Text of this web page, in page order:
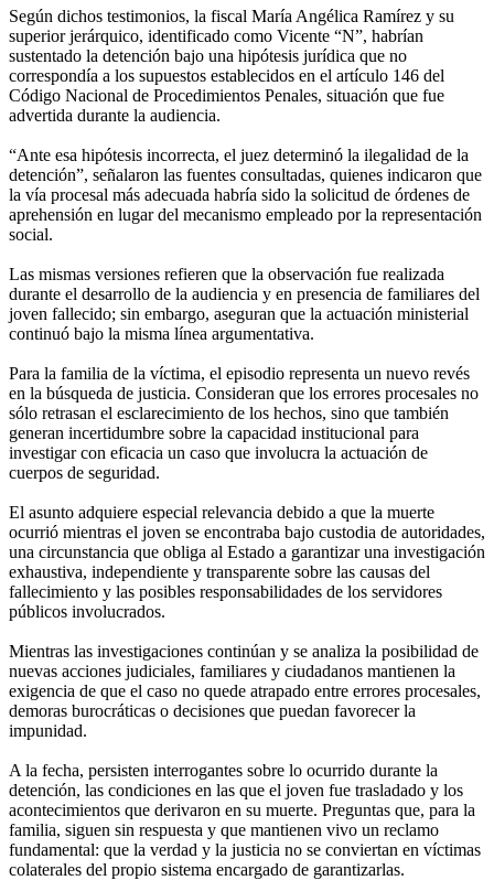
Según dichos testimonios, la fiscal María Angélica Ramírez y su
superior jerárquico, identificado como Vicente “N”, habrían
sustentado la detención bajo una hipótesis jurídica que no
correspondía a los supuestos establecidos en el artículo 146 del
Código Nacional de Procedimientos Penales, situación que fue
advertida durante la audiencia.
“Ante esa hipótesis incorrecta, el juez determinó la ilegalidad de la
detención”, señalaron las fuentes consultadas, quienes indicaron que
la vía procesal más adecuada habría sido la solicitud de órdenes de
aprehensión en lugar del mecanismo empleado por la representación
social.
Las mismas versiones refieren que la observación fue realizada
durante el desarrollo de la audiencia y en presencia de familiares del
joven fallecido; sin embargo, aseguran que la actuación ministerial
continuó bajo la misma línea argumentativa.
Para la familia de la víctima, el episodio representa un nuevo revés
en la búsqueda de justicia. Consideran que los errores procesales no
sólo retrasan el esclarecimiento de los hechos, sino que también
generan incertidumbre sobre la capacidad institucional para
investigar con eficacia un caso que involucra la actuación de
cuerpos de seguridad.
El asunto adquiere especial relevancia debido a que la muerte
ocurrió mientras el joven se encontraba bajo custodia de autoridades,
una circunstancia que obliga al Estado a garantizar una investigación
exhaustiva, independiente y transparente sobre las causas del
fallecimiento y las posibles responsabilidades de los servidores
públicos involucrados.
Mientras las investigaciones continúan y se analiza la posibilidad de
nuevas acciones judiciales, familiares y ciudadanos mantienen la
exigencia de que el caso no quede atrapado entre errores procesales,
demoras burocráticas o decisiones que puedan favorecer la
impunidad.
A la fecha, persisten interrogantes sobre lo ocurrido durante la
detención, las condiciones en las que el joven fue trasladado y los
acontecimientos que derivaron en su muerte. Preguntas que, para la
familia, siguen sin respuesta y que mantienen vivo un reclamo
fundamental: que la verdad y la justicia no se conviertan en víctimas
colaterales del propio sistema encargado de garantizarlas.